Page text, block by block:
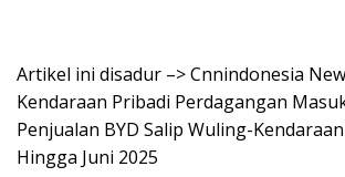
Artikel ini disadur –> Cnnindonesia
Kendaraan Pribadi Perdagangan
Penjualan BYD Salip Wuling-
Hingga Juni 2025